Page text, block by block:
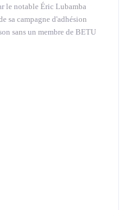
le notable Éric Lubamba
sa campagne d'adhésion
sans un membre de BETU